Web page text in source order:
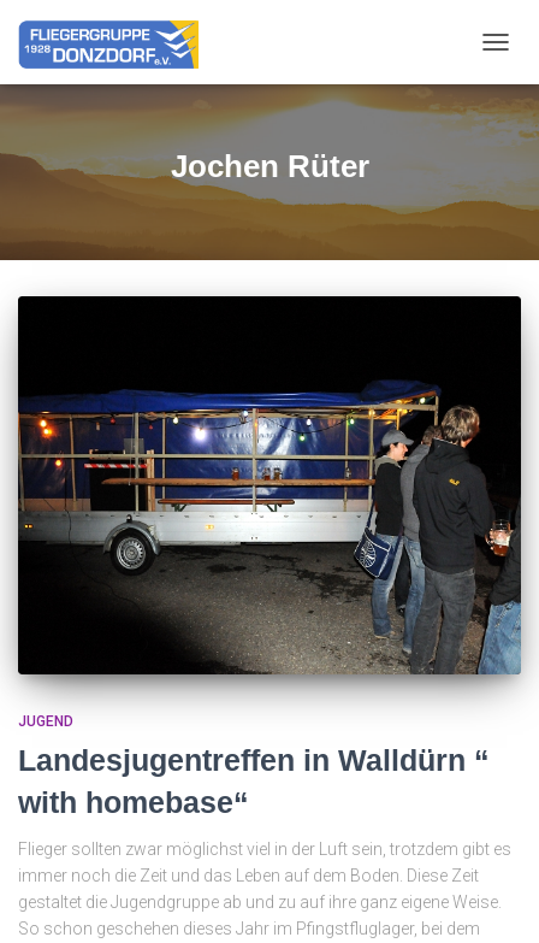
Jochen Rüter
JUGEND
Landesjugentreffen in Walldürn “
with homebase“
Flieger sollten zwar möglichst viel in der Luft sein, trotzdem gibt es
immer noch die Zeit und das Leben auf dem Boden. Diese Zeit
gestaltet die Jugendgruppe ab und zu auf ihre ganz eigene Weise.
So schon geschehen dieses Jahr im Pfingstfluglager, bei dem